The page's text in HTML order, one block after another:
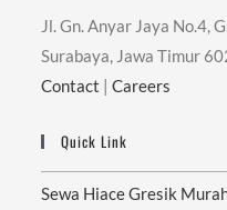
Jl. Gn. Anyar Jaya No.4,
Surabaya, Jawa Timur
Contact |Careers
Quick Link
Sewa Hiace Gresik